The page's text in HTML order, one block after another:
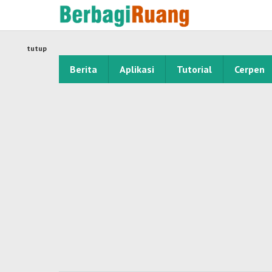
Berita Aplikasi Tutorial Cerpen
tutup